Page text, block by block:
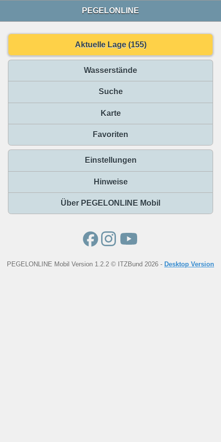
PEGELONLINE
Aktuelle Lage (155)
Wasserstände
Suche
Karte
Favoriten
Einstellungen
Hinweise
Über PEGELONLINE Mobil
PEGELONLINE Mobil Version 1.2.2 © ITZBund 2026 - Desktop Version